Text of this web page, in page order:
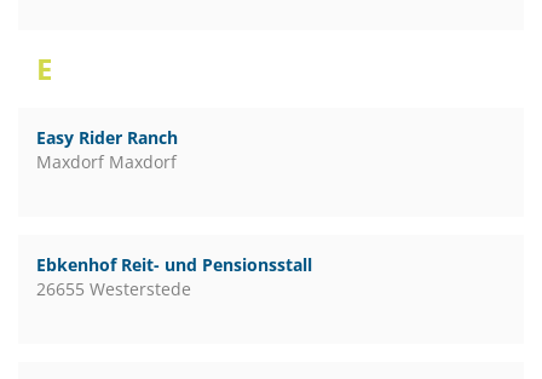
E
Easy Rider Ranch
Maxdorf Maxdorf
Ebkenhof Reit- und Pensionsstall
26655 Westerstede